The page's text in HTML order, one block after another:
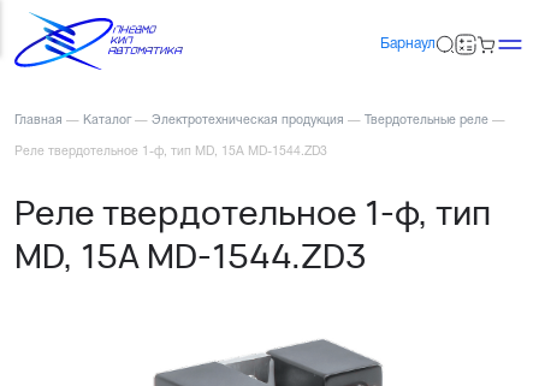
Барнаул
Главная — Каталог — Электротехническая продукция — Твердотельные реле —
Реле твердотельное 1-ф, тип MD, 15А MD-1544.ZD3
Реле твердотельное 1-ф, тип
MD, 15А MD-1544.ZD3